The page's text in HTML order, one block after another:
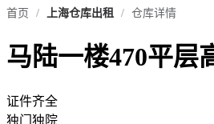
首页 / 上海仓库出租 / 仓库详情
马陆一楼470平层
证件齐全
独门独院